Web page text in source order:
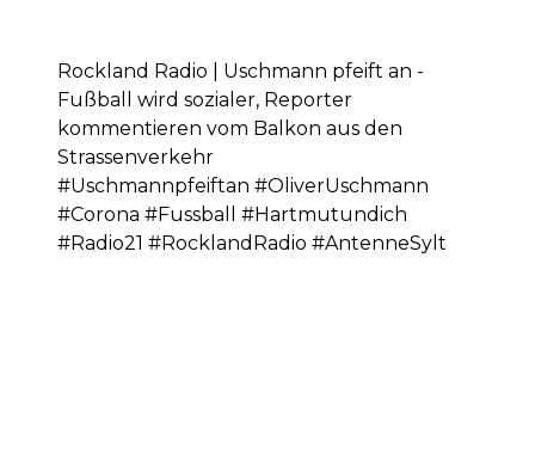
Rockland Radio | Uschmann pfeift an -
Fußball wird sozialer, Reporter
kommentieren vom Balkon aus den
Strassenverkehr
#Uschmannpfeiftan #OliverUschmann
#Corona #Fussball #Hartmutundich
#Radio21 #RocklandRadio #AntenneSylt